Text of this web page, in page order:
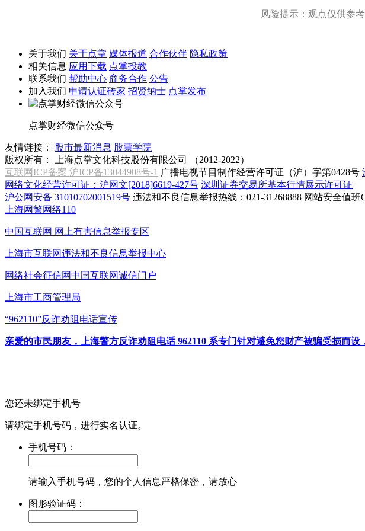
风险提示：观点仅供参
关于我们 关于点掌 媒体报道 合作伙伴 隐私政策
相关信息 应用下载 点掌投教
联系我们 帮助中心 商务合作 公告
加入我们 申请认证砖家 招贤纳士 点掌发布
点掌财经微信公众号
友情链接： 股市最新消息 股票学院
版权所有：
上海点掌文化科技股份有限公司 （2012-2022）
互联网ICP备案 沪ICP备13044908号-1 广播电视节目制作经营许可证（沪）字第0428号
网络文化经营许可证：沪网文[2018]6619-427号 深圳证券交易所基本行情展示许可证
沪公网安备 31010702001519号 违法和不良信息举报热线：021-31268888 网站安全值班
上海网警网络110
中国互联网 网上有害信息举报专区
上海市互联网违法和不良信息举报中心
网络社会征信网中国互联网诚信门户
上海市工商管理局
“962110”反诈劝阻电话宣传
亲爱的市民朋友，上海警方反诈劝阻电话 962110 系专门针对避免您财产被骗受损而设
您还未绑定手机号
请绑定手机号码，进行实名认证。
手机号码：
请输入手机号码，您的个人信息严格保密，请放心
图形验证码：